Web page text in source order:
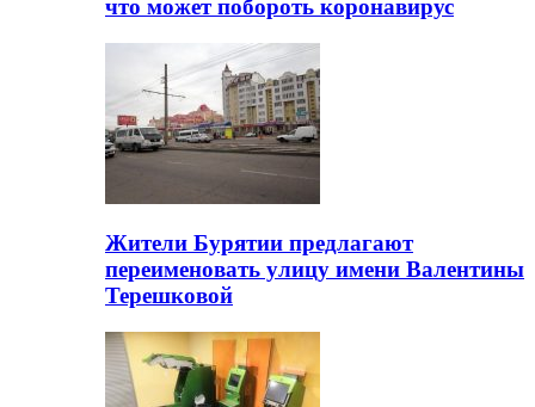
что может побороть коронавирус
Жители Бурятии предлагают
переименовать улицу имени Валентины
Терешковой